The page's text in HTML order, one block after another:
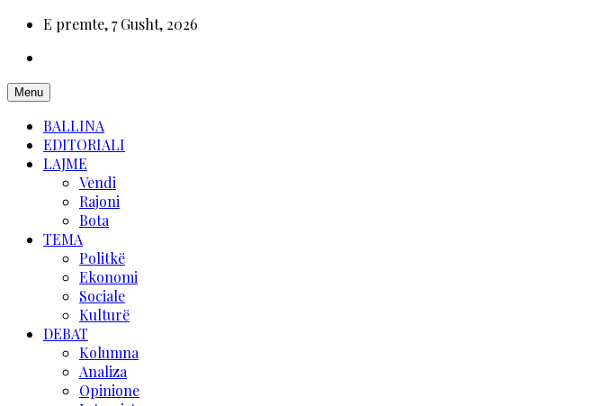
E premte, 7 Gusht, 2026
Menu
BALLINA
EDITORIALI
LAJME
Vendi
Rajoni
Bota
TEMA
Politkë
Ekonomi
Sociale
Kulturë
DEBAT
Kolumna
Analiza
Opinione